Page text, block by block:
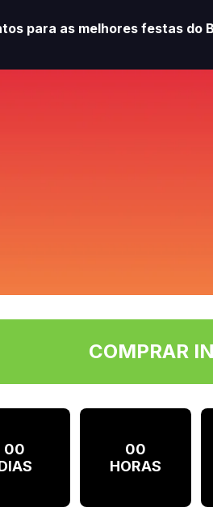
para as melhores festas do
COMPRAR
00
00
HORAS